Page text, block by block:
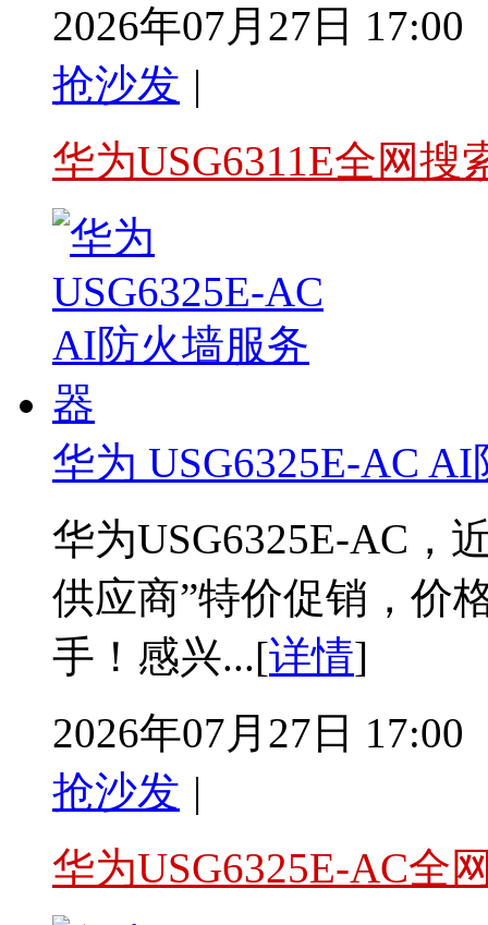
2026年07月27日 17:00
抢沙发 |
华为USG6311E全网搜
华为 USG6325E-AC
华为USG6325E-AC，
供应商”特价促销，价
手！感兴...[详情]
2026年07月27日 17:00
抢沙发 |
华为USG6325E-AC全